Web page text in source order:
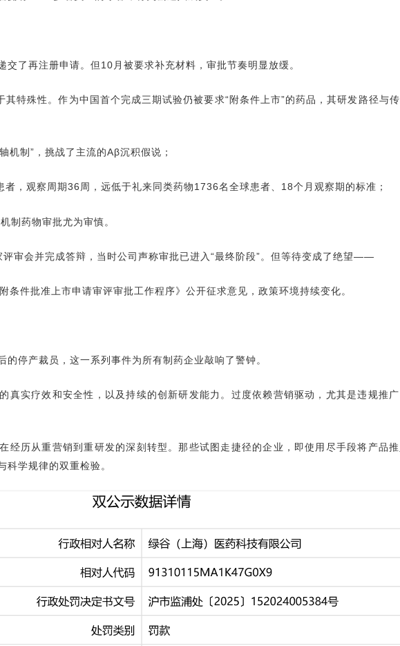
了再注册申请。但10月被要求补充材料，审批节奏明显放缓。
其特殊性。作为中国首个完成三期试验仍被要求“附条件上市”的药品，其研发路径与
机制”，挑战了主流的Aβ沉积假说；
，观察周期36周，远低于礼来同类药物1736名全球患者、18个月观察期的标准；
制药物审批尤为审慎。
审会并完成答辩，当时公司声称审批已进入“最终阶段”。但等待变成了绝望——
条件批准上市申请审评审批工作程序》公开征求意见，政策环境持续变化。
停产裁员，这一系列事件为所有制药企业敲响了警钟。
真实疗效和安全性，以及持续的创新研发能力。过度依赖营销驱动，尤其是违规推
经历从重营销到重研发的深刻转型。那些试图走捷径的企业，即使用尽手段将产品推
科学规律的双重检验。